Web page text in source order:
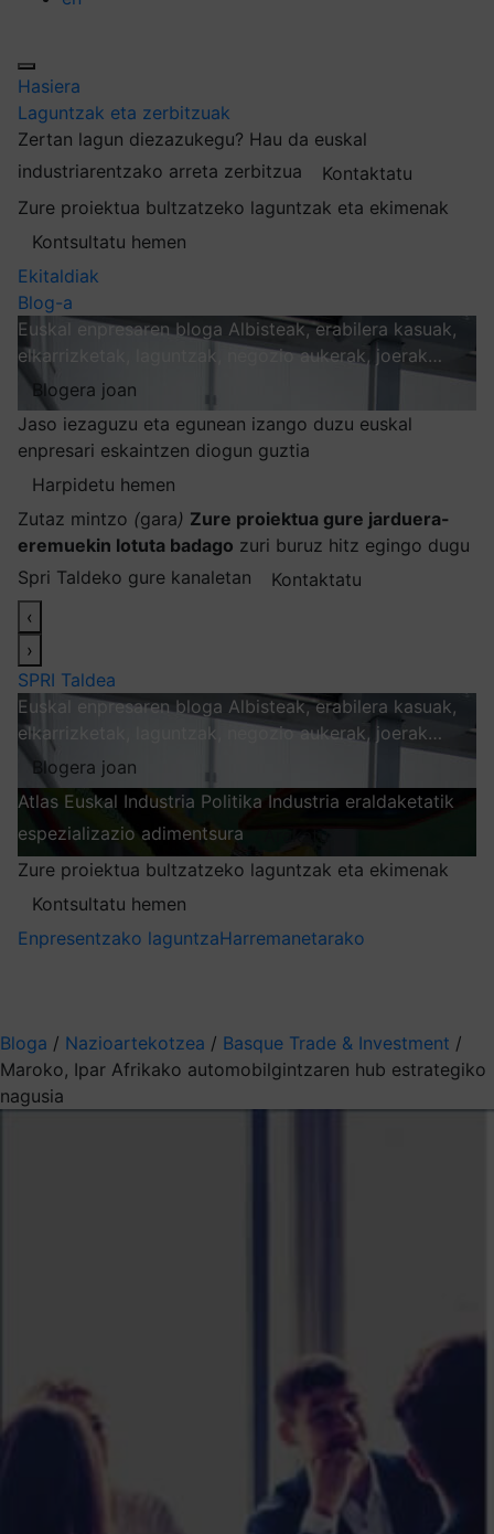
Hasiera
Laguntzak eta zerbitzuak
Zertan lagun diezazukegu? Hau da euskal
industriarentzako arreta zerbitzua
Kontaktatu
Zure proiektua bultzatzeko laguntzak eta ekimenak
Kontsultatu hemen
Ekitaldiak
Blog-a
Euskal enpresaren bloga Albisteak, erabilera kasuak,
elkarrizketak, laguntzak, negozio aukerak, joerak…
Blogera joan
Jaso iezaguzu eta egunean izango duzu euskal
enpresari eskaintzen diogun guztia
Harpidetu hemen
Zutaz mintzo (gara) Zure proiektua gure jarduera-
eremuekin lotuta badago zuri buruz hitz egingo dugu
Spri Taldeko gure kanaletan
Kontaktatu
‹
›
SPRI Taldea
Euskal enpresaren bloga Albisteak, erabilera kasuak,
elkarrizketak, laguntzak, negozio aukerak, joerak…
Blogera joan
Atlas Euskal Industria Politika Industria eraldaketatik
espezializazio adimentsura
Zure proiektua bultzatzeko laguntzak eta ekimenak
Kontsultatu hemen
Enpresentzako laguntzaHarremanetarako
Bloga / Nazioartekotzea / Basque Trade & Investment /
Maroko, Ipar Afrikako automobilgintzaren hub estrategiko
nagusia